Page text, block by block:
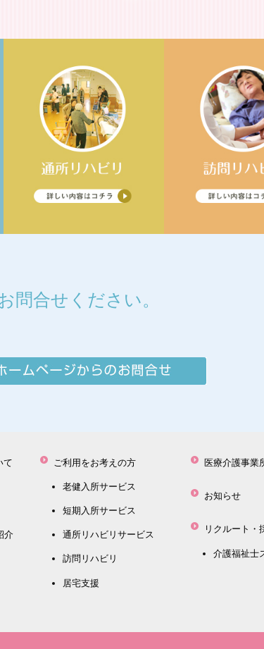
問合せください。
て
介
ご利用をお考えの方
老健入所サービス
短期入所サービス
通所リハビリサービス
訪問リハビリ
居宅支援
医療介護事業
お知らせ
リクルート・
介護福祉士